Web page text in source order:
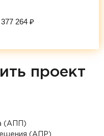
264 ₽
проект
(АПП)
(АПР)